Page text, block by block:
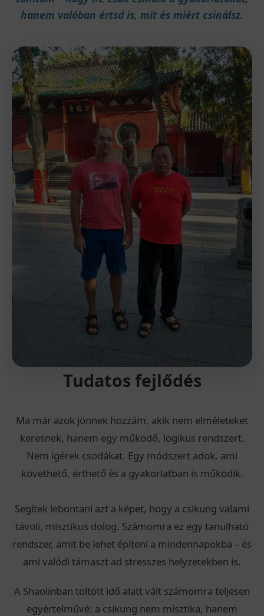
hanem valóban értsd is, mit és miért csinálsz.
Tudatos fejlődés
Ma már azok jönnek hozzám, akik nem elméleteket
keresnek, hanem egy működő, logikus rendszert.
Nem ígérek csodákat. Egy módszert adok, ami
követhető, érthető és a gyakorlatban is működik.
Segítek lebontani azt a képet, hogy a csikung valami
távoli, misztikus dolog. Számomra ez egy tanulható
rendszer, amit be lehet építeni a mindennapokba – és
ami valódi támaszt ad stresszes helyzetekben is.
A Shaolinban töltött idő alatt vált számomra teljesen
egyértelművé: a csikung nem misztika, hanem